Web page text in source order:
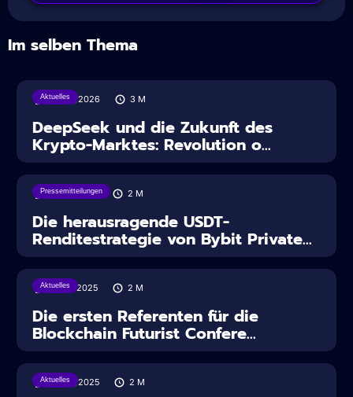
Im selben Thema
Aktuelles
30/07/2026 3 M
DeepSeek und die Zukunft des
Krypto-Marktes: Revolution o...
Pressemitteilungen
18/08/2025 2 M
Die herausragende USDT-
Renditestrategie von Bybit Private...
Aktuelles
12/08/2025 2 M
Die ersten Referenten für die
Blockchain Futurist Confere...
Aktuelles
30/07/2025 2 M